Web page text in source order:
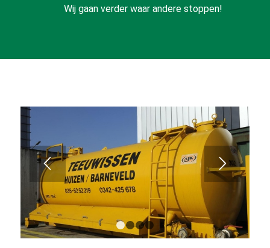
Wij gaan verder waar andere stoppen!
1 2 3 4